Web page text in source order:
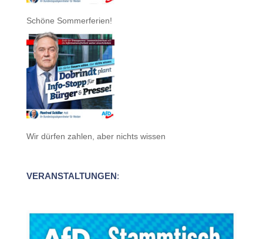
Schöne Sommerferien!
Wir dürfen zahlen, aber nichts wissen
VERANSTALTUNGEN: